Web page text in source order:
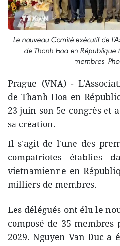
Le nouveau Comité exécutif de
de Thanh Hoa en République
membres.
Prague (VNA) -
de Thanh Hoa en
23 juin son 5e congrès et
sa création.
Il s'agit de l'une des
compatriotes établies
vietnamienne en
milliers de membres.
Les délégués ont élu le
composé de 35 membres
2029. Nguyen Van Duc a